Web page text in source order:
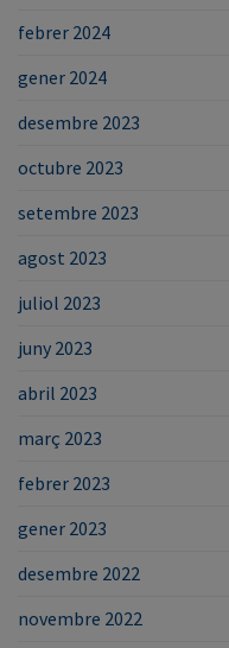
febrer 2024
gener 2024
desembre 2023
octubre 2023
setembre 2023
agost 2023
juliol 2023
juny 2023
abril 2023
març 2023
febrer 2023
gener 2023
desembre 2022
novembre 2022